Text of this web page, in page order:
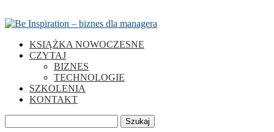
KSIĄŻKA NOWOCZESNE
CZYTAJ
BIZNES
TECHNOLOGIE
SZKOLENIA
KONTAKT
Szukaj